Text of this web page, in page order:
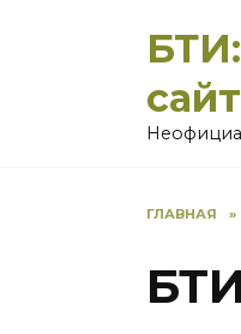
ГЛАВНАЯ »